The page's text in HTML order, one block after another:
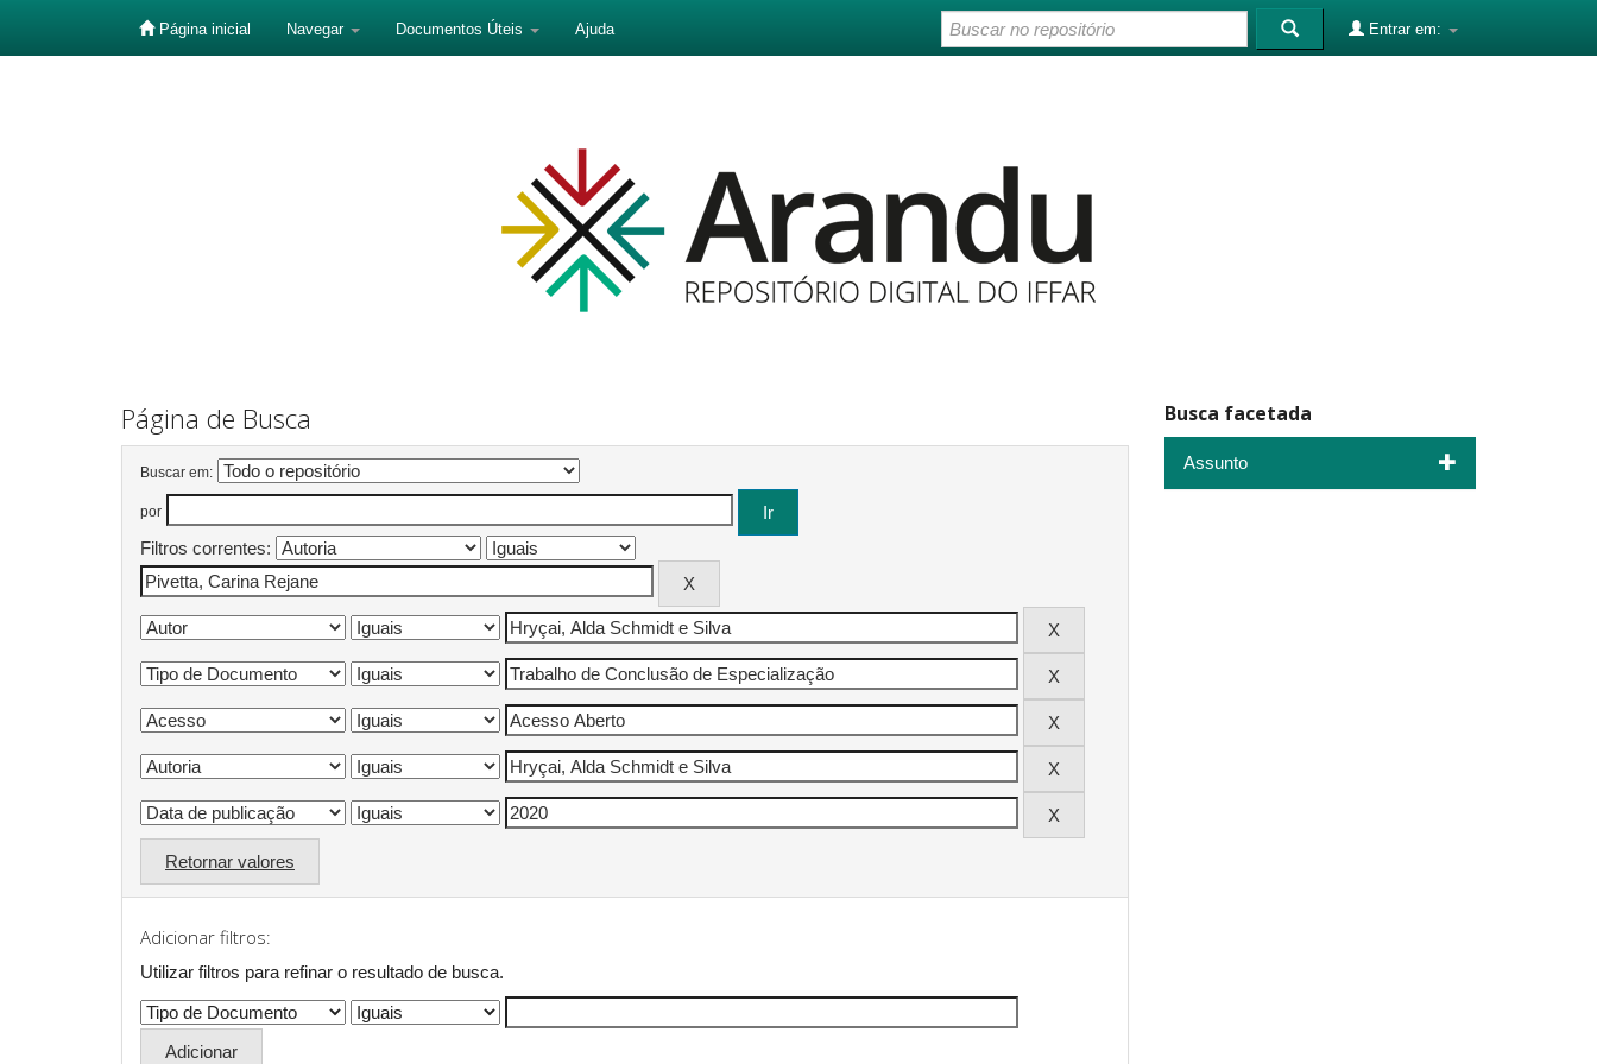
Página inicial Navegar Documentos Úteis Ajuda Entrar em:
Página de Busca
Buscar em:
por
Filtros correntes:
Retornar valores
Adicionar filtros:
Utilizar filtros para refinar o resultado de busca.
Busca facetada
Assunto